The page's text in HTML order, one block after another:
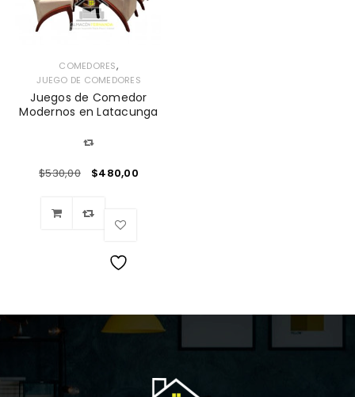
COMEDORES,
JUEGO DE COMEDORES
Juegos de Comedor
Modernos en Latacunga
$530,00 $480,00